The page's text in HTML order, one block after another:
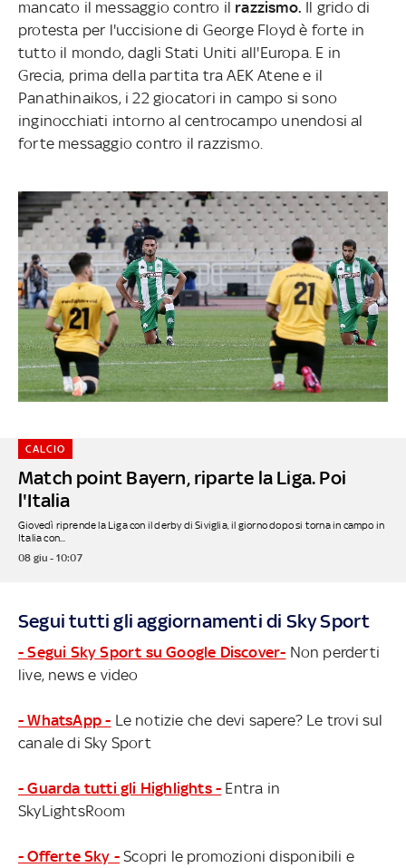
mancato il messaggio contro il razzismo. Il grido di
protesta per l'uccisione di George Floyd è forte in
tutto il mondo, dagli Stati Uniti all'Europa. E in
Grecia, prima della partita tra AEK Atene e il
Panathinaikos, i 22 giocatori in campo si sono
inginocchiati intorno al centrocampo unendosi al
forte messaggio contro il razzismo.
Match point Bayern, riparte la Liga. Poi
l'Italia
CALCIO
Giovedì riprende la Liga con il derby di Siviglia, il giorno dopo si torna in campo in
Italia con...
08 giu - 10:07
Segui tutti gli aggiornamenti di Sky Sport
- Segui Sky Sport su Google Discover- Non perderti
live, news e video
- WhatsApp - Le notizie che devi sapere? Le trovi sul
canale di Sky Sport
- Guarda tutti gli Highlights - Entra in
SkyLightsRoom
- Offerte Sky - Scopri le promozioni disponibili e